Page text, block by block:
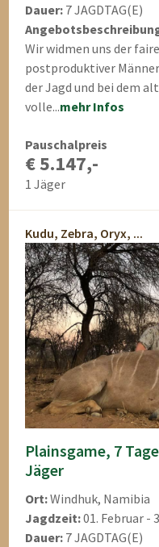
Dauer: 7 JAGDTAG(E)
Wir widmen uns der
postproduktiver
der Jagd und bei dem
volle...mehr Infos
Pauschalpreis
€ 5.147,-
1 Jäger
Kudu, Zebra, Oryx, ...
Plainsgame, 7
Jäger
Ort:Windhuk, Namibia
Jagdzeit:01. Februar -
Dauer: 7 JAGDTAG(E)